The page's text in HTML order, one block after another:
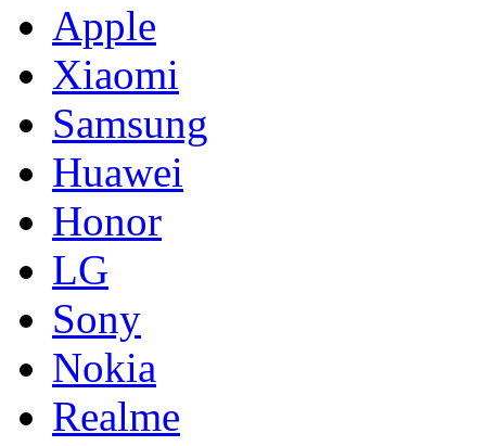
Apple
Xiaomi
Samsung
Huawei
Honor
LG
Sony
Nokia
Realme